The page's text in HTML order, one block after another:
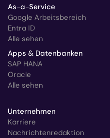
As-a-Service
Google Arbeitsbereich
Entra ID
Alle sehen
Apps & Datenbanken
SAP HANA
Oracle
Alle sehen
Unternehmen
Karriere
Nachrichtenredaktion